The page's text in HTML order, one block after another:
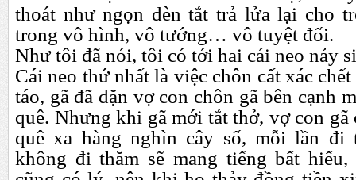
thoát như ngọn đèn tắt trả lửa lại cho
trong vô hình, vô tướng… vô tuyệt đối.
Như tôi đã nói, tôi có tới hai cái neo nảy
Cái neo thứ nhất là việc chôn cất xác
táo, gã đã dặn vợ con chôn gã bên cạnh
quê. Nhưng khi gã mới tắt thở, vợ con gã
quê xa hàng nghìn cây số, mỗi lần đi
không đi thăm sẽ mang tiếng bất